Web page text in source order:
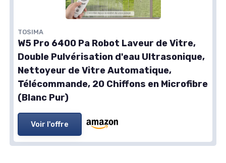
TOSIMA
W5 Pro 6400 Pa Robot Laveur de Vitre,
Double Pulvérisation d'eau Ultrasonique,
Nettoyeur de Vitre Automatique,
Télécommande, 20 Chiffons en Microfibre
(Blanc Pur)
Voir l'offre